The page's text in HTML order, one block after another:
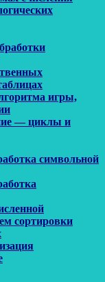
игры,
— циклы и
символьной
сортировки